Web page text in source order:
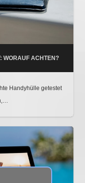
WORAUF ACHTEN?
Handyhülle getestet